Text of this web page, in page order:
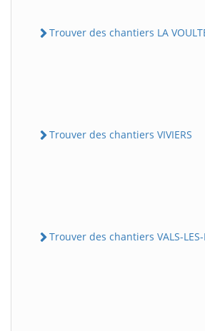
Trouver des chantiers LA
Trouver des chantiers VIVIERS
Trouver des chantiers VALS-LES-